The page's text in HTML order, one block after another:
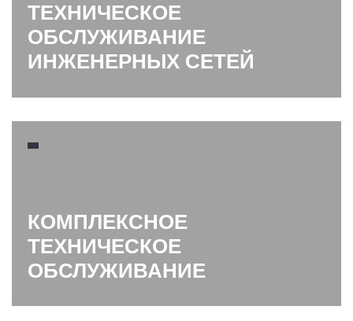
ТЕХНИЧЕСКОЕ
ОБСЛУЖИВАНИЕ
ИНЖЕНЕРНЫХ СЕТЕЙ
КОМПЛЕКСНОЕ
ТЕХНИЧЕСКОЕ
ОБСЛУЖИВАНИЕ